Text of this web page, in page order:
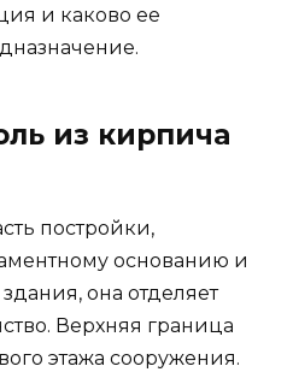
и каково ее
из кирпича
постройки,
основанию и
она отделяет
Верхняя граница
этажа сооружения.